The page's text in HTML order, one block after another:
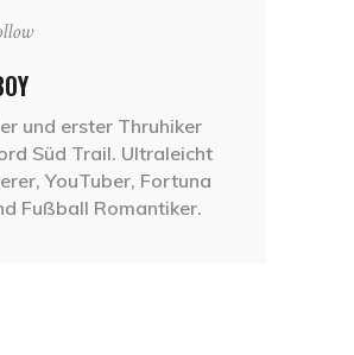
und erster Thruhiker
Süd Trail. Ultraleicht
YouTuber, Fortuna
Fußball Romantiker.